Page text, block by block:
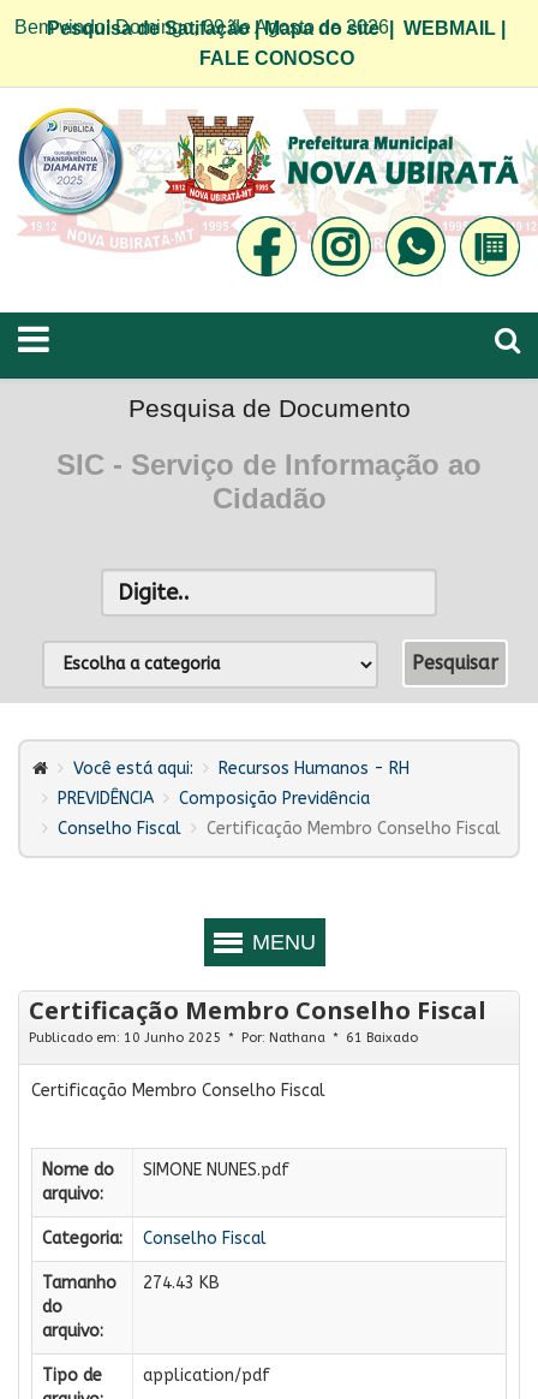
Bem vindo! Domingo, 09 de Agosto de 2026
Pesquisa de Satifação|Mapa do site| WEBMAIL
FALE CONOSCO
Pesquisa de Documento
SIC - Serviço de Informação ao
Cidadão
Você está aqui:
Recursos Humanos - RH
PREVIDÊNCIA
Composição Previdência
Conselho Fiscal
Certificação Membro Conselho Fiscal
Certificação Membro Conselho Fiscal
Publicado em: 10 Junho 2025 Por: Nathana 61 Baixado
Certificação Membro Conselho Fiscal
Nome do
arquivo:
SIMONE NUNES.pdf
Categoria: Conselho Fiscal
Tamanho
do
arquivo:
274.43 KB
Tipo de
application/pdf